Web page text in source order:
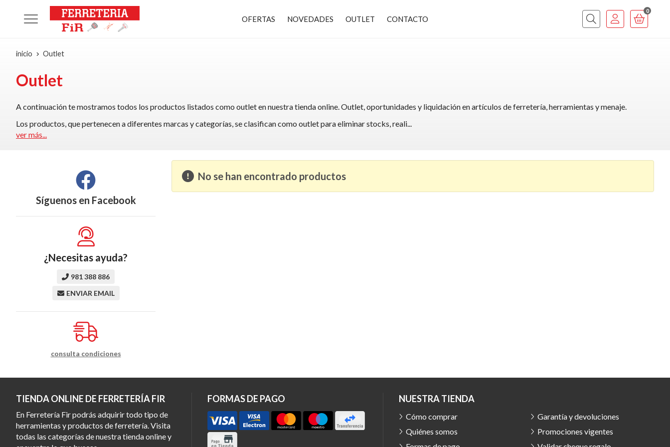
OFERTAS NOVEDADES OUTLET CONTACTO
0
inicio Outlet
Outlet
A continuación te mostramos todos los productos listados como outlet en nuestra tienda online. Outlet, oportunidades y liquidación en artículos de ferretería, herramientas y menaje.
Los productos, que pertenecen a diferentes marcas y categorías, se clasifican como outlet para eliminar stocks, reali...
ver más...
No se han encontrado productos
Síguenos en Facebook
¿Necesitas ayuda?
981 388 886
ENVIAR EMAIL
consulta condiciones
TIENDA ONLINE DE FERRETERÍA FIR
En Ferretería Fir podrás adquirir todo tipo de
herramientas y productos de ferretería. Visita
todas las categorías de nuestra tienda online y
FORMAS DE PAGO NUESTRA TIENDA
Cómo comprar
Quiénes somos
Garantía y devoluciones
Promociones vigentes